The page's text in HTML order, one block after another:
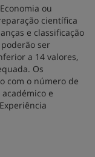
ou
científica
e classificação
ser
a 14 valores,
Os
com o número de
e